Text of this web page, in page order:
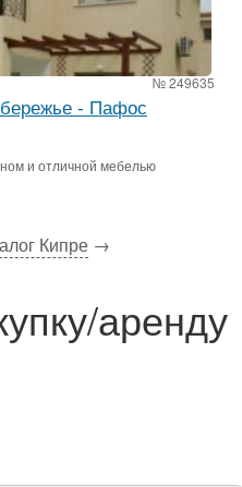
№ 249635
- Пафос
и отличной мебелью
Кипре →
аренду